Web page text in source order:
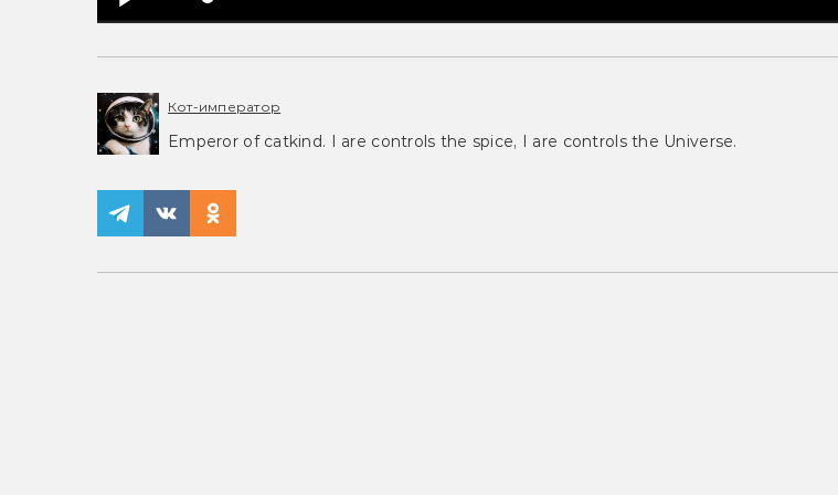
Кот-император
Emperor of catkind. I are controls the spice, I are controls the Universe.